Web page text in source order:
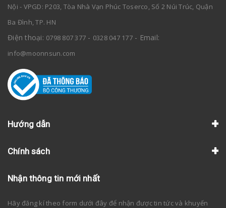
Nội - VPGD: P203, Tòa Nhà Vạn Phúc Toserco, Số 2 Núi Trúc, Quận
Ba Đình, TP. HN
Điện thoại: 0798 807 377 - 0328 047 177- Email:
info@moonnsun.com
Hướng dẫn
Chính sách
Nhận thông tin mới nhất
Hãy đăng kí theo form dưới đây để nhận được tin tức và khuyến